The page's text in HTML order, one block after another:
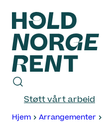
Hopp
innhold
Hold
Norge
Rent
Støtt vårt arbeid
Hjem Arrangementer